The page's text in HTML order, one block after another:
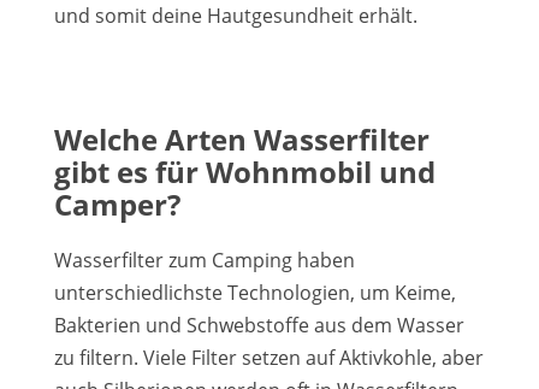
und somit deine Hautgesundheit erhält.
Welche Arten Wasserfilter
gibt es für Wohnmobil und
Camper?
Wasserfilter zum Camping haben
unterschiedlichste Technologien, um Keime,
Bakterien und Schwebstoffe aus dem Wasser
zu filtern. Viele Filter setzen auf Aktivkohle, aber